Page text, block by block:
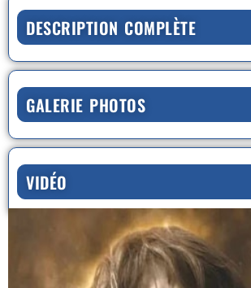
DESCRIPTION COMPLÈTE
GALERIE PHOTOS
VIDÉO